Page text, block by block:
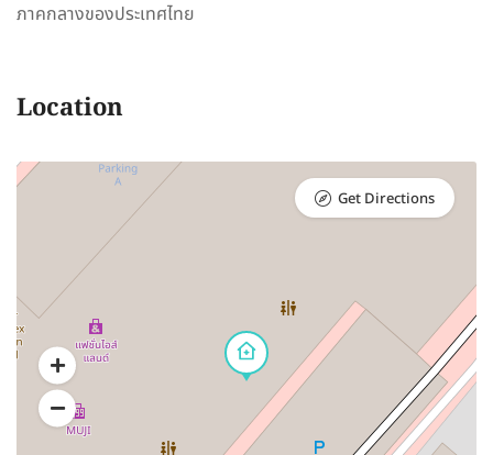
ภาคกลางของประเทศไทย
Location
Get Directions